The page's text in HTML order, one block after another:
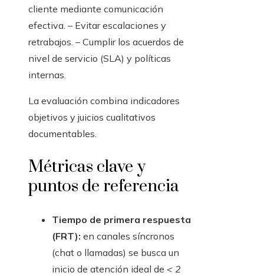
cliente mediante comunicación
efectiva. – Evitar escalaciones y
retrabajos. – Cumplir los acuerdos de
nivel de servicio (SLA) y políticas
internas.
La evaluación combina indicadores
objetivos y juicios cualitativos
documentables.
Métricas clave y
puntos de referencia
Tiempo de primera respuesta
(FRT): en canales síncronos
(chat o llamadas) se busca un
inicio de atención ideal de < 2